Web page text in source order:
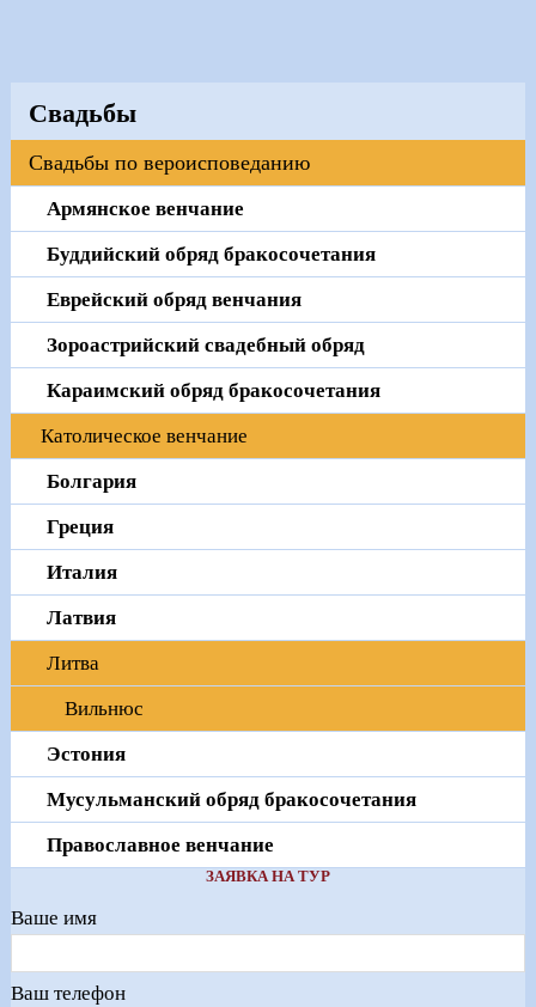
Свадьбы
Свадьбы по вероисповеданию
Армянское венчание
Буддийский обряд бракосочетания
Еврейский обряд венчания
Зороастрийский свадебный обряд
Караимский обряд бракосочетания
Католическое венчание
Болгария
Греция
Италия
Латвия
Литва
Вильнюс
Эстония
Мусульманский обряд бракосочетания
Православное венчание
ЗАЯВКА НА ТУР
Ваше имя
Ваш телефон